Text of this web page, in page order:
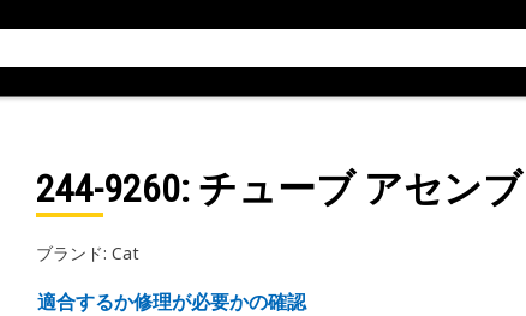
244-9260: チューブ アセンブ
ブランド: Cat
適合するか修理が必要かの確認